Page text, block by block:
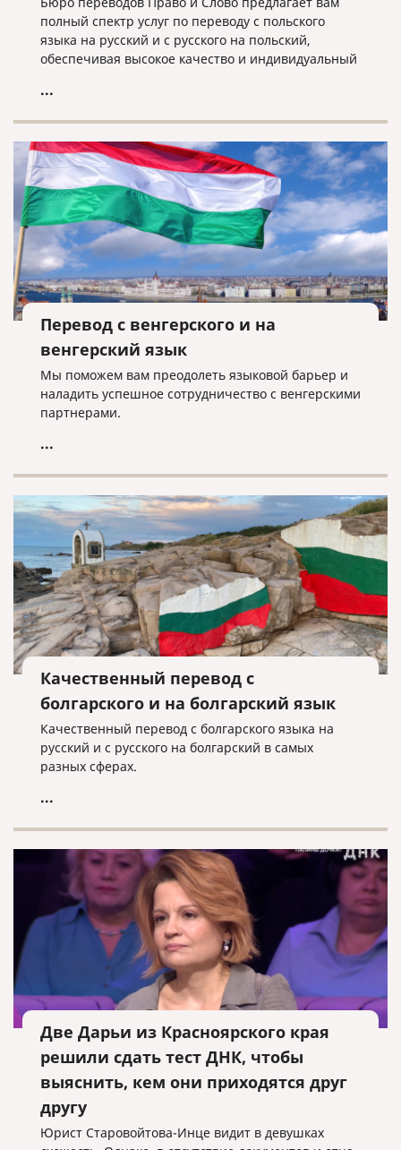
полный спектр услуг по переводу с польского
языка на русский и с русского на польский,
обеспечивая высокое качество и индивидуальный
...
Перевод с венгерского и на
венгерский язык
Мы поможем вам преодолеть языковой барьер и
наладить успешное сотрудничество с венгерскими
партнерами.
...
Качественный перевод с
болгарского и на болгарский язык
Качественный перевод с болгарского языка на
русский и с русского на болгарский в самых
разных сферах.
...
Две Дарьи из Красноярского края
решили сдать тест ДНК, чтобы
выяснить, кем они приходятся друг
другу
Юрист Старовойтова-Инце видит в девушках